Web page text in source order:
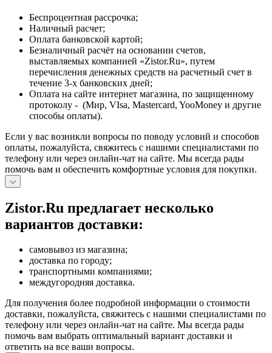
Беспроцентная рассрочка;
Наличный расчет;
Оплата банковской картой;
Безналичный расчёт на основании счетов,
выставляемых компанией «Zistor.Ru», путем
перечисления денежных средств на расчетный счет в
течение 3-х банковских дней;
Оплата на сайте интернет магазина, по защищенному
протоколу - (Мир, VIsa, Mastercard, YooMoney и другие
способы оплаты).
Если у вас возникли вопросы по поводу условий и способов
оплаты, пожалуйста, свяжитесь с нашими специалистами по
телефону или через онлайн-чат на сайте. Мы всегда рады
помочь вам и обеспечить комфортные условия для покупки.
Zistor.Ru предлагает несколько
вариантов доставки:
самовывоз из магазина;
доставка по городу;
транспортными компаниями;
междугородняя доставка.
Для получения более подробной информации о стоимости
доставки, пожалуйста, свяжитесь с нашими специалистами по
телефону или через онлайн-чат на сайте. Мы всегда рады
помочь вам выбрать оптимальный вариант доставки и
ответить на все ваши вопросы.